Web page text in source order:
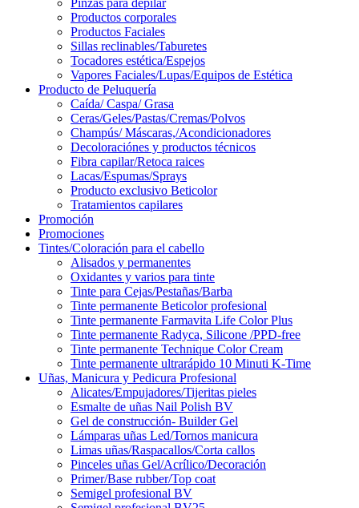
Pinzas para depilar
Productos corporales
Productos Faciales
Sillas reclinables/Taburetes
Tocadores estética/Espejos
Vapores Faciales/Lupas/Equipos de Estética
Producto de Peluquería
Caída/ Caspa/ Grasa
Ceras/Geles/Pastas/Cremas/Polvos
Champús/ Máscaras,/Acondicionadores
Decoloraciónes y productos técnicos
Fibra capilar/Retoca raices
Lacas/Espumas/Sprays
Producto exclusivo Beticolor
Tratamientos capilares
Promoción
Promociones
Tintes/Coloración para el cabello
Alisados y permanentes
Oxidantes y varios para tinte
Tinte para Cejas/Pestañas/Barba
Tinte permanente Beticolor profesional
Tinte permanente Farmavita Life Color Plus
Tinte permanente Radyca, Silicone /PPD-free
Tinte permanente Technique Color Cream
Tinte permanente ultrarápido 10 Minuti K-Time
Uñas, Manicura y Pedicura Profesional
Alicates/Empujadores/Tijeritas pieles
Esmalte de uñas Nail Polish BV
Gel de construcción- Builder Gel
Lámparas uñas Led/Tornos manicura
Limas uñas/Raspacallos/Corta callos
Pinceles uñas Gel/Acrílico/Decoración
Primer/Base rubber/Top coat
Semigel profesional BV